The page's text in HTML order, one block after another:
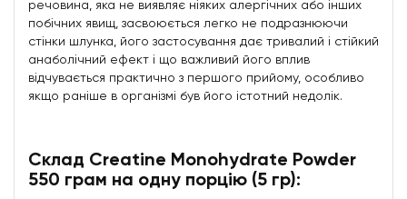
речовина, яка не виявляє ніяких алергічних або інших
побічних явищ, засвоюється легко не подразнюючи
стінки шлунка, його застосування дає тривалий і стійкий
анаболічний ефект і що важливий його вплив
відчувається практично з першого прийому, особливо
якщо раніше в організмі був його істотний недолік.
Склад Creatine Monohydrate Powder
550 грам на одну порцію (5 гр):